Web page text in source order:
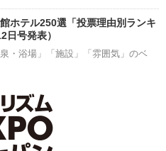
ホテル250選「投票理由別ランキ
日号発表）
・浴場」「施設」「雰囲気」のベ